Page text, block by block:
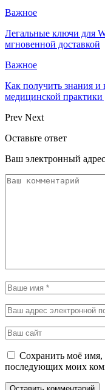
Важное
Легальные ключи для
мгновенной доставкой
Важное
Как получить знания и
медицинской
Prev Next
Оставьте ответ
Ваш электронный
Сохранить моё имя,
последующих моих